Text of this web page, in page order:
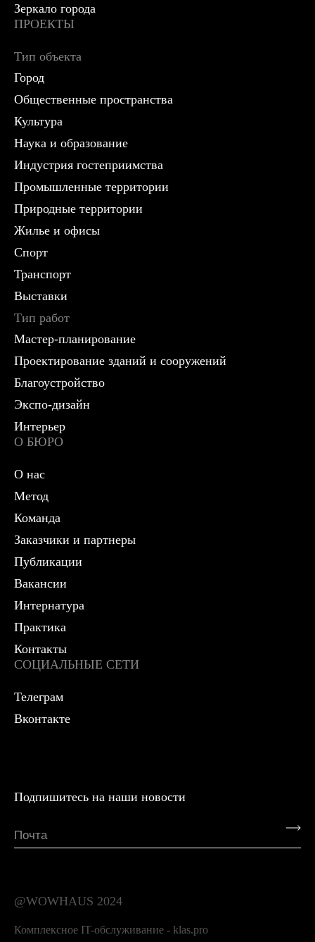
Зеркало города
ПРОЕКТЫ
Тип объекта
Город
Общественные пространства
Культура
Наука и образование
Индустрия гостеприимства
Промышленные территории
Природные территории
Жилье и офисы
Спорт
Транспорт
Выставки
Тип работ
Мастер-планирование
Проектирование зданий и сооружений
Благоустройство
Экспо-дизайн
Интерьер
О БЮРО
О нас
Метод
Команда
Заказчики и партнеры
Публикации
Вакансии
Интернатура
Практика
Контакты
СОЦИАЛЬНЫЕ СЕТИ
Телеграм
Вконтакте
Подпишитесь на наши новости
@WOWHAUS 2024
Комплексное IT-обслуживание - klas.pro